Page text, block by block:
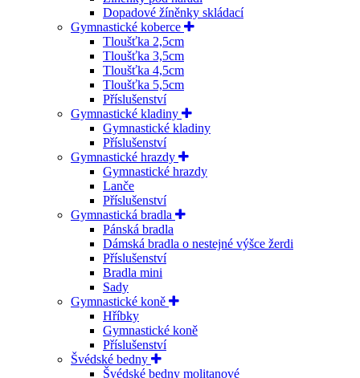
Dopadové žíněnky skládací
Gymnastické koberce
Tloušťka 2,5cm
Tloušťka 3,5cm
Tloušťka 4,5cm
Tloušťka 5,5cm
Příslušenství
Gymnastické kladiny
Gymnastické kladiny
Příslušenství
Gymnastické hrazdy
Gymnastické hrazdy
Lanče
Příslušenství
Gymnastická bradla
Pánská bradla
Dámská bradla o nestejné výšce žerdi
Příslušenství
Bradla mini
Sady
Gymnastické koně
Hříbky
Gymnastické koně
Příslušenství
Švédské bedny
Švédské bedny molitanové